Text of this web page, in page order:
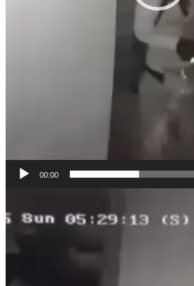
00:00
Βίντεο